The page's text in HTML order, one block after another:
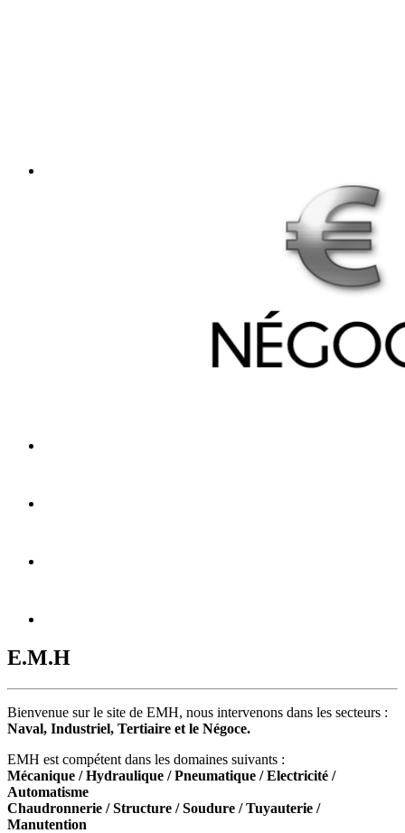
E.M.H
Bienvenue sur le site de EMH, nous intervenons dans les secteurs :
Naval, Industriel, Tertiaire et le Négoce.
EMH est compétent dans les domaines suivants :
Mécanique / Hydraulique / Pneumatique / Electricité /
Automatisme
Chaudronnerie / Structure / Soudure / Tuyauterie /
Manutention